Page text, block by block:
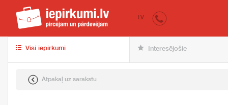
iepirkumi.lv
LV
Visi iepirkumi Interesējošie
Atpakaļ uz sarakstu